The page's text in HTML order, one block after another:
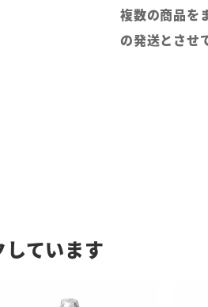
複数の商品を
の発送とさせ
ています